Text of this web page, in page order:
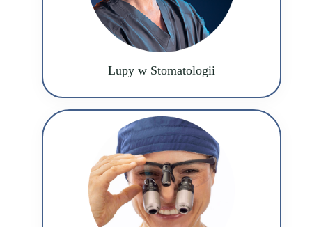
Lupy w Stomatologii